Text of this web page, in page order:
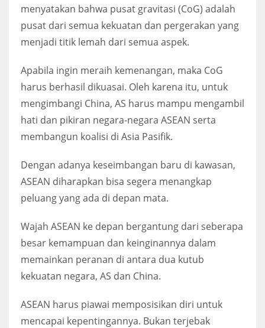
menyatakan bahwa pusat gravitasi (CoG) adalah
pusat dari semua kekuatan dan pergerakan yang
menjadi titik lemah dari semua aspek.
Apabila ingin meraih kemenangan, maka CoG
harus berhasil dikuasai. Oleh karena itu, untuk
mengimbangi China, AS harus mampu mengambil
hati dan pikiran negara-negara ASEAN serta
membangun koalisi di Asia Pasifik.
Dengan adanya keseimbangan baru di kawasan,
ASEAN diharapkan bisa segera menangkap
peluang yang ada di depan mata.
Wajah ASEAN ke depan bergantung dari seberapa
besar kemampuan dan keinginannya dalam
memainkan peranan di antara dua kutub
kekuatan negara, AS dan China.
ASEAN harus piawai memposisikan diri untuk
mencapai kepentingannya. Bukan terjebak